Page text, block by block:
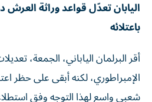
باعتلائه
الإمبراطوري، لكنه أبقى على حظر
شعبي واسع لهذا التوجه وفق